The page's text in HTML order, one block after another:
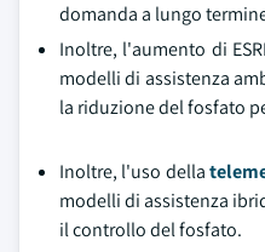
domanda a lungo
Inoltre, l'aumento di
modelli di assistenza
la riduzione del fosfato
Inoltre, l'uso della
modelli di assistenza
il controllo del fosfato.